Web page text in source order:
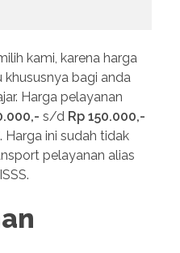
kami, karena harga
bagi anda
Harga pelayanan
s/d Rp 150.000,-
Harga ini sudah tidak
pelayanan alias